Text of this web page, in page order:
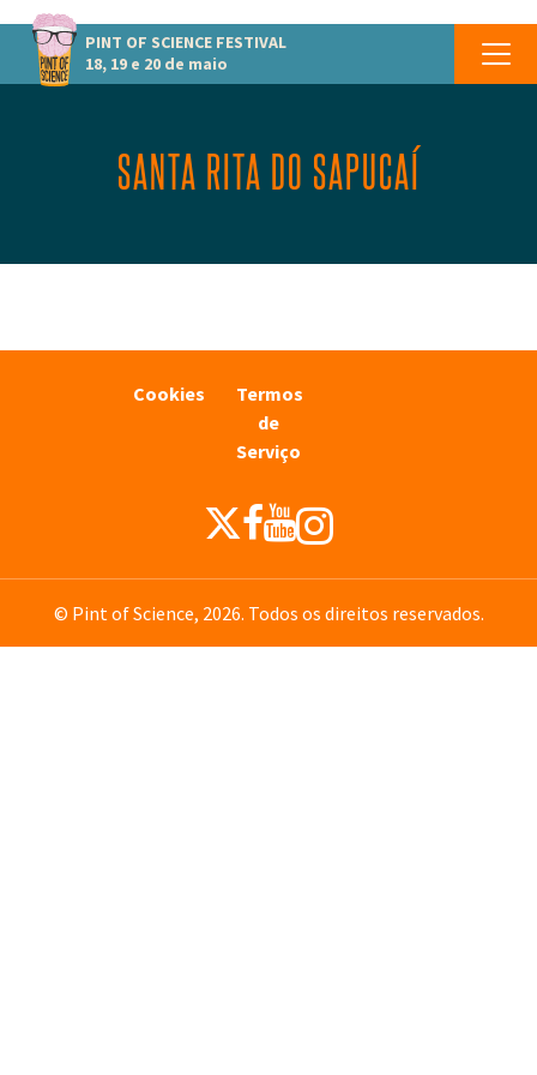
PINT OF SCIENCE FESTIVAL
18, 19 e 20 de maio
SANTA RITA DO SAPUCAÍ
Cookies
Termos
de
Serviço
© Pint of Science, 2026. Todos os direitos reservados.